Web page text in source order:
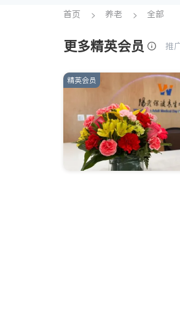
Inyo & San
首页 养老 全部
更多精英会员 推
精英会员